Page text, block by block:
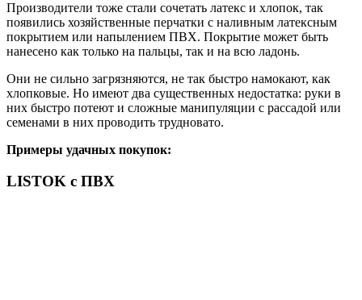
Производители тоже стали сочетать латекс и хлопок, так
появились хозяйственные перчатки с наливным латексным
покрытием или напылением ПВХ. Покрытие может быть
нанесено как только на пальцы, так и на всю ладонь.
Они не сильно загрязняются, не так быстро намокают, как
хлопковые. Но имеют два существенных недостатка: руки в
них быстро потеют и сложные манипуляции с рассадой или
семенами в них проводить трудновато.
Примеры удачных покупок:
LISTOK с ПВХ